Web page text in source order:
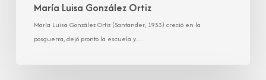
María Luisa González Ortiz
María Luisa González Ortiz (Santander, 1933) creció en la
posguerra, dejó pronto la escuela y…